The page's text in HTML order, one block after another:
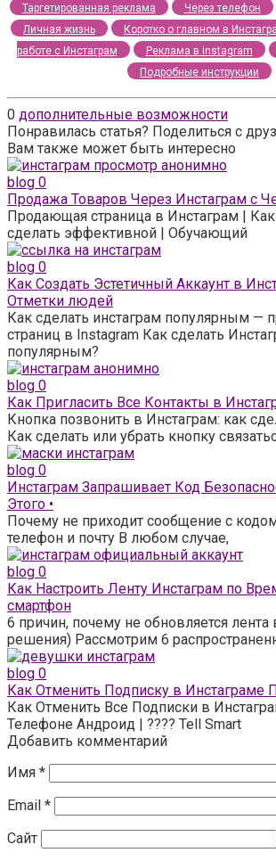
Таргетированная реклама Через телефон
Личная жизнь
Коротко о главном в
работе с Инстаграм
Реклама в instagram
Подробные инструкции
0 дополнительные возможности
Понравилась статья? Поделиться с
Вам также может быть интересно
blog 0
Продажа Товаров Через Инстаграм с
Продающая страница в Инстаграм | Как
сделать эффективной | Обучающий
blog 0
Как Создать Эстетичный Аккаунт в
Отметки людей
Как сделать инстаграм популярным —
страниц в Instagram Как сделать
популярным?
blog 0
Как Пригласить Все Контакты в
Кнопка позвонить в Инстаграм: как
Как сделать или убрать кнопку
blog 0
Инстаграм Запрашивает Код
Этого •
Почему не приходит сообщение с
телефон и почту В любом случае,
blog 0
Как Настроить Ленту Инстаграм по
смартфон
6 причин, почему не обновляется лента
решения) Рассмотрим 6
blog 0
Как Отменить Подписку в Инстаграме
Как Отменить Все Подписки в
Телефоне Андроид | ???? Tell Smart
Добавить комментарий
Имя *
Email *
Сайт